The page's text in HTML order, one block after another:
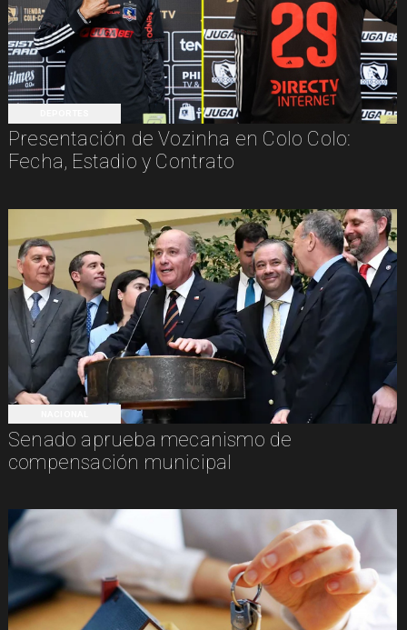
Presentación de Vozinha en Colo Colo:
Fecha, Estadio y Contrato
Senado aprueba mecanismo de
compensación municipal